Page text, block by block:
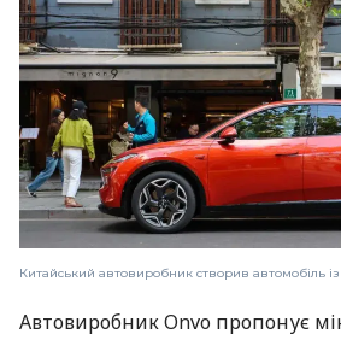
Китайський автовиробник створив автомобіль
Автовиробник Onvo пропонує